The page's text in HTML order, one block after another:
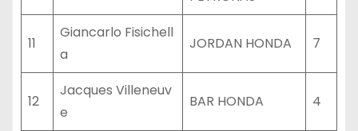
11
Giancarlo Fisichell
a
JORDAN HONDA 7
12
Jacques Villeneuv
e
BAR HONDA 4